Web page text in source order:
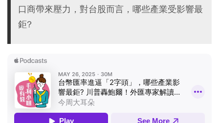
口商帶來壓力，對台股而言，哪些產業受影響最
鉅?